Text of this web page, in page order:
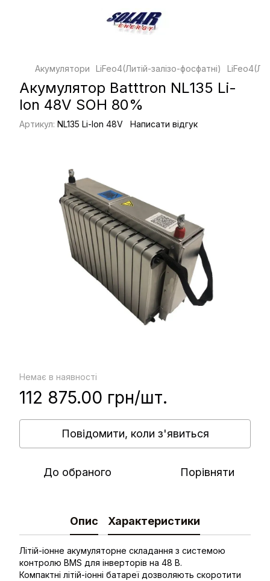
Акумулятори LiFeo4(Литій-залізо-фосфатні)
Акумулятор Batttron NL135 Li-
Ion 48V SOH 80%
Артикул: NL135 Li-Ion 48V Написати відгук
Немає в наявності
112 875.00 грн/шт.
Повідомити, коли з'явиться
До обраного Порівняти
Опис Характеристики
Літій-іонне акумуляторне складання з системою
контролю BMS для інверторів на 48 В.
Компактні літій-іонні батареї дозволяють скоротити